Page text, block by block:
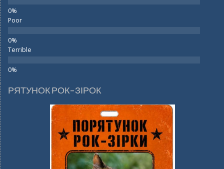
Poor
Terrible
РЯТУНОК РОК-ЗІРОК